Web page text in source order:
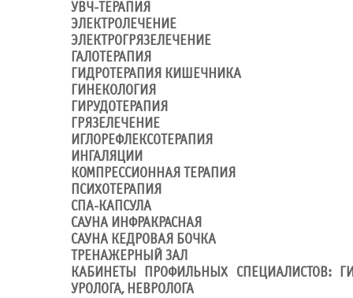
УВЧ-ТЕРАПИЯ
ЭЛЕКТРОЛЕЧЕНИЕ
ЭЛЕКТРОГРЯЗЕЛЕЧЕНИЕ
ГАЛОТЕРАПИЯ
ГИДРОТЕРАПИЯ КИШЕЧНИКА
ГИНЕКОЛОГИЯ
ГИРУДОТЕРАПИЯ
ГРЯЗЕЛЕЧЕНИЕ
ИГЛОРЕФЛЕКСОТЕРАПИЯ
ИНГАЛЯЦИИ
КОМПРЕССИОННАЯ ТЕРАПИЯ
ПСИХОТЕРАПИЯ
СПА-КАПСУЛА
САУНА ИНФРАКРАСНАЯ
САУНА КЕДРОВАЯ БОЧКА
ТРЕНАЖЕРНЫЙ ЗАЛ
КАБИНЕТЫ ПРОФИЛЬНЫХ СПЕЦИАЛИСТОВ:
УРОЛОГА, НЕВРОЛОГА